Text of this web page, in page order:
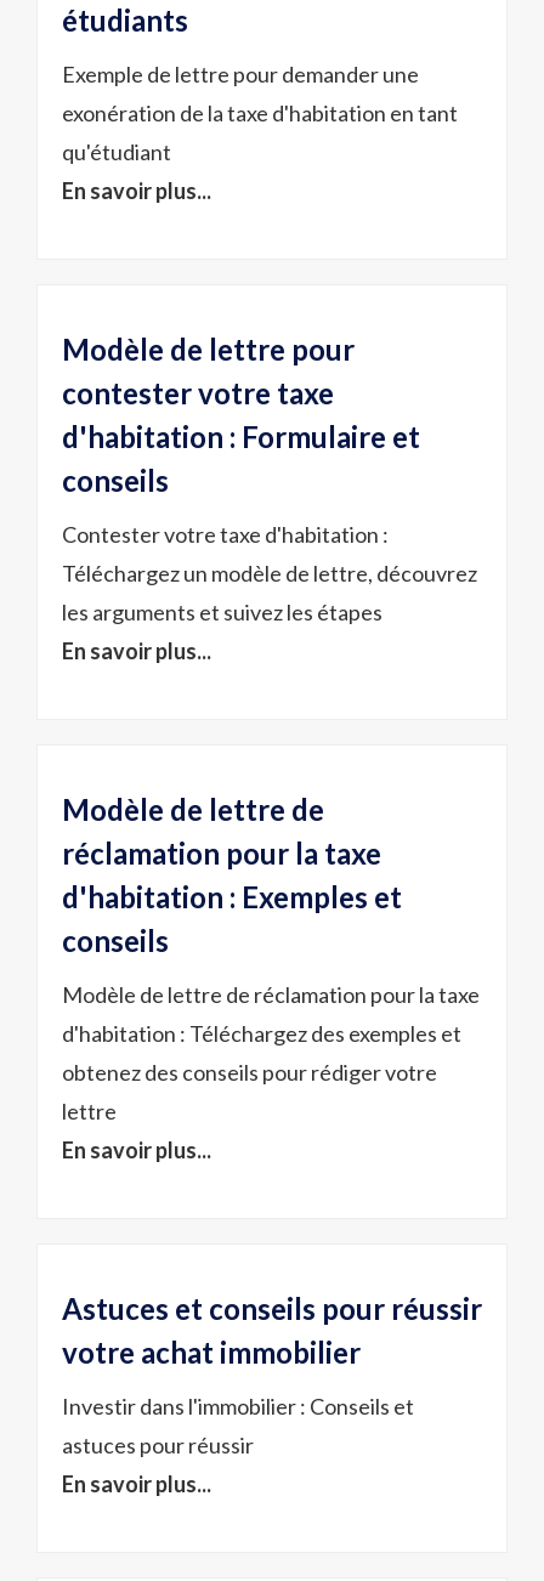
étudiants
Exemple de lettre pour demander une
exonération de la taxe d'habitation en tant
qu'étudiant
En savoir plus...
Modèle de lettre pour
contester votre taxe
d'habitation : Formulaire et
conseils
Contester votre taxe d'habitation :
Téléchargez un modèle de lettre, découvrez
les arguments et suivez les étapes
En savoir plus...
Modèle de lettre de
réclamation pour la taxe
d'habitation : Exemples et
conseils
Modèle de lettre de réclamation pour la taxe
d'habitation : Téléchargez des exemples et
obtenez des conseils pour rédiger votre
lettre
En savoir plus...
Astuces et conseils pour réussir
votre achat immobilier
Investir dans l'immobilier : Conseils et
astuces pour réussir
En savoir plus...